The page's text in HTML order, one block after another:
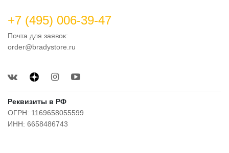
+7 (495) 006-39-47
Почта для заявок:
order@bradystore.ru
Реквизиты в РФ
ОГРН: 1169658055599
ИНН: 6658486743